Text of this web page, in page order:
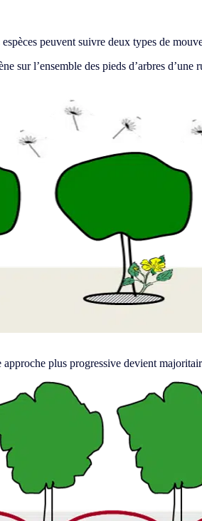
peuvent suivre deux types de
l’ensemble des pieds d’arbres d’une
plus progressive devient